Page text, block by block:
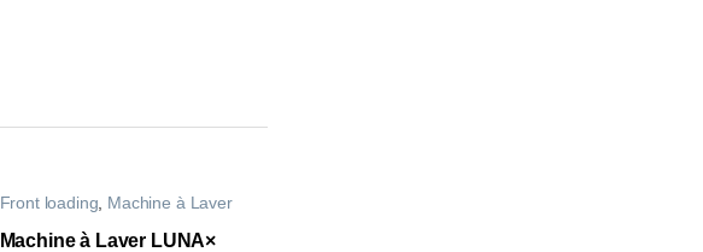
Front loading Machine à Laver
Machine à Laver LUNA×